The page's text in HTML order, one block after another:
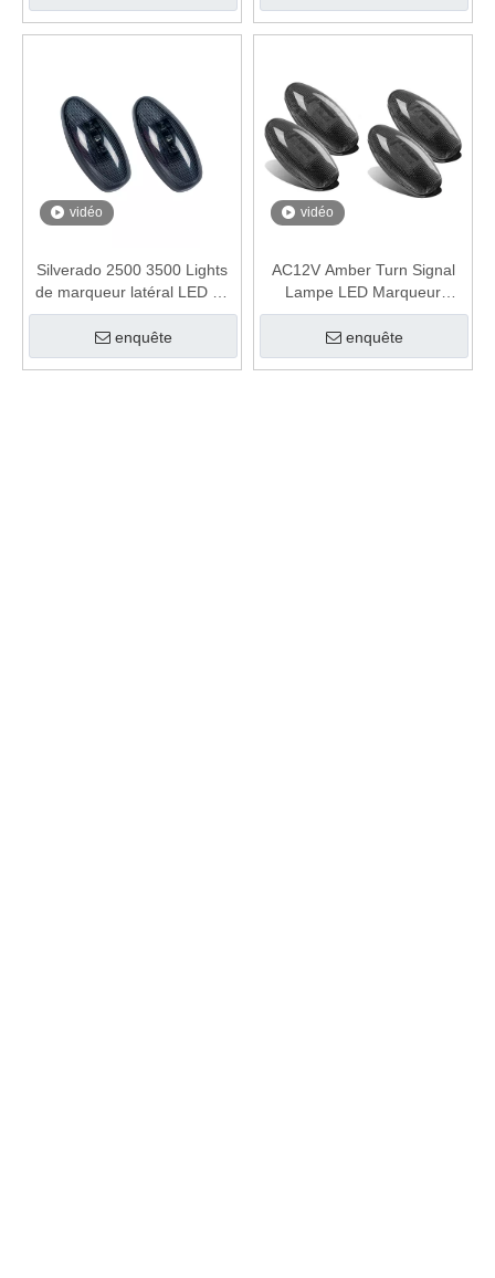
vidéo
Silverado 2500 3500 Lights
de marqueur latéral LED de
camion avec bouche T10
enquête
vidéo
AC12V Amber Turn Signal
Lampe LED Marqueur
latérale
enquête